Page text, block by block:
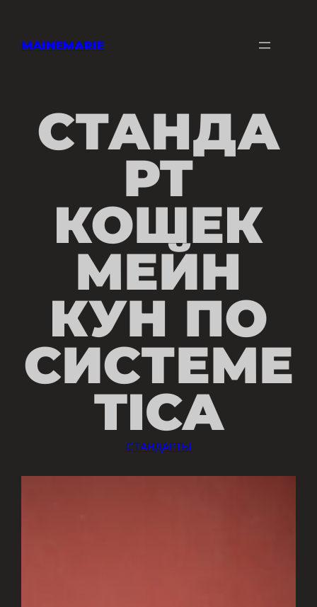
MAINEMARIE
СТАНДА
РТ
КОШЕК
МЕЙН
КУН ПО
СИСТЕМЕ
TICA
СТАНДАРТЫ